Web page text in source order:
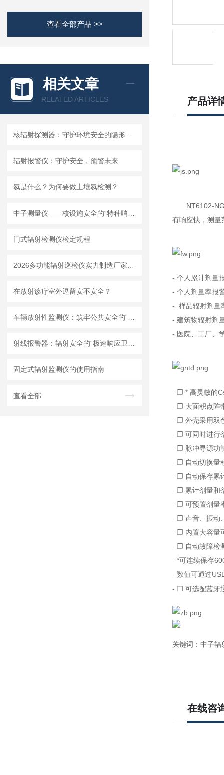
查看全部产品 >>
相关文章
RELATED ARTICLES
辐射报警仪：守护安全，预警未来
氡是什么？为何要做土壤氡检测？
门式辐射检测仪检定规程
在放射诊疗室外逗留安不安全？
固定式辐射监测仪的使用指南
查看全部
产品详
NT6102-NG/
有响应快，测量
- 个人累计剂量
- 个人剂量率报
- 样品辐射剂量
- 建筑物辐射剂
- 医院、工厂、
- ❐ * 高灵敏的
- ❐ 大面积点阵
- ❐ 外壳采用双
- ❐ 可同时进行
- ❐ 脉冲寻源功
- ❐ 自动切换量
- ❐ 自动保存累
- ❐ 累计剂量和
- ❐ 可预置剂量
- ❐ 声音、振动
- ❐ 内置大容量
- ❐ 自动故障检
- *可连续保存
- 数值可通过
- ❐ 可选配蓝牙
关键词：中子
在线咨